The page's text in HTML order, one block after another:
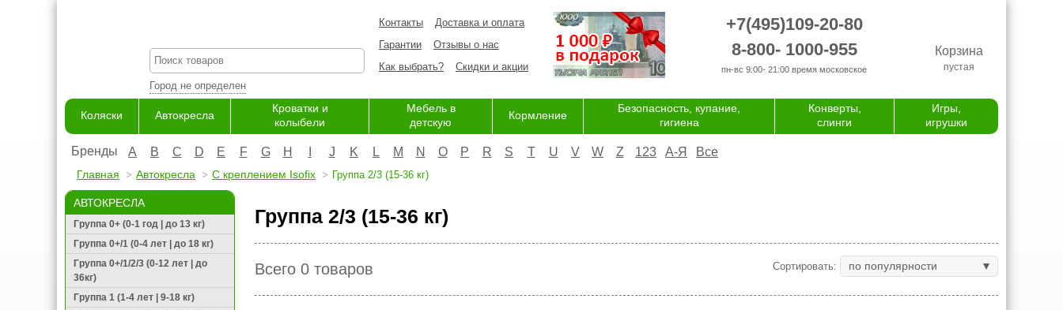
Город не определен
Контакты
Доставка и оплата
Гарантии
Отзывы о нас
Как выбрать?
Скидки и акции
+7(495)109-20-80
8-800- 1000-955
пн-вс 9:00- 21:00 время московское
Корзина
пустая
Коляски Автокресла
Кроватки и
колыбели
Мебель в
детскую
Кормление
Безопасность, купание,
гигиена
Конверты,
слинги
Игры,
игрушки
Бренды A B C D E F G H J K L M N O P R S T U V W Z 123 А-Я Все
Главная Автокресла С креплением Isofix Группа 2/3 (15-36 кг)
АВТОКРЕСЛА
Группа 0+ (0-1 год | до 13 кг)
Группа 0+/1 (0-4 лет | до 18 кг)
Группа 0+/1/2/3 (0-12 лет | до
36кг)
Группа 1 (1-4 лет | 9-18 кг)
Группа 2/3 (15-36 кг)
Всего 0 товаров Сортировать: по популярности